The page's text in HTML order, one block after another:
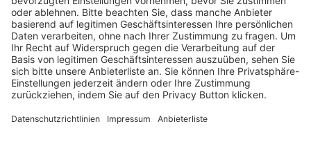
BFV-Geschäftsstellen
Trainerbörse
Login SpielPlus
FOLGE DEM BFV